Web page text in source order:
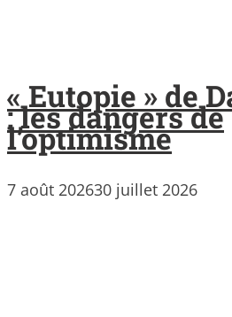
« Eutopie » de
: les dangers de
l’optimisme
7 août 202630 juillet 2026